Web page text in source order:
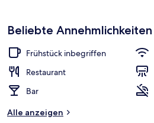
Beliebte Annehmlichkeiten
Frühstück inbegriffen
Restaurant
Bar
Alle anzeigen